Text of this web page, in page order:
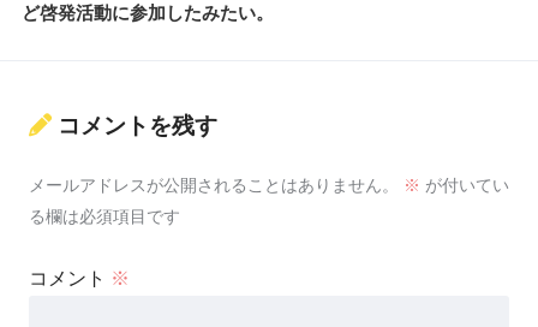
ど啓発活動に参加したみたい。
コメントを残す
メールアドレスが公開されることはありません。 ※ が付いてい
る欄は必須項目です
コメント ※